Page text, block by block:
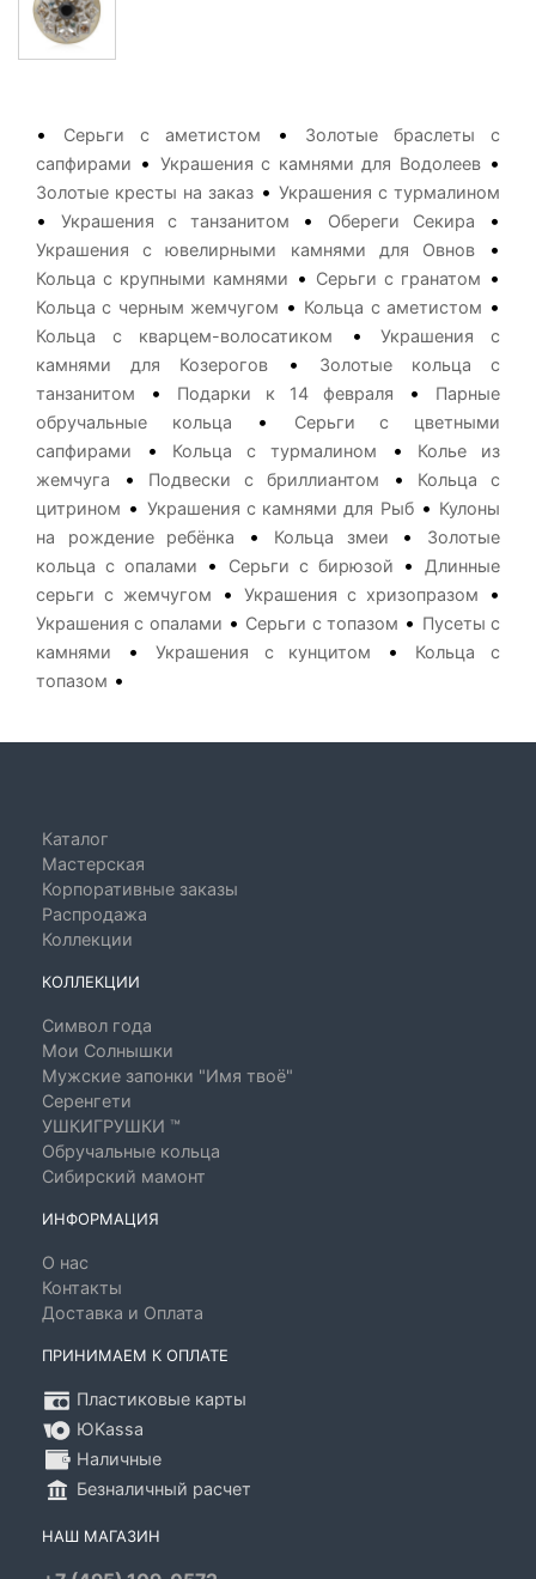
• Серьги с аметистом •
Золотые браслеты с
сапфирами • Украшения с камнями для Водолеев•
Золотые кресты на заказ • Украшения с турмалином
• Украшения с танзанитом • Обереги Секира •
Украшения с ювелирными камнями для Овнов•
Кольца с крупными камнями • Серьги с гранатом •
Кольца с черным жемчугом • Кольца с аметистом •
Кольца с кварцем-волосатиком • Украшения с
камнями для Козерогов •
Золотые кольца с
танзанитом
• Подарки к 14 февраля •
Парные
обручальные кольца
•
Серьги с цветными
сапфирами
• Кольца с турмалином •
Колье из
жемчуга
• Подвески с бриллиантом •
Кольца с
цитрином • Украшения с камнями для Рыб• Кулоны
на рождение ребёнка
• Кольца змеи •
Золотые
кольца с опалами
• Серьги с бирюзой •
Длинные
серьги с жемчугом
• Украшения с хризопразом •
Украшения с опалами • Серьги с топазом • Пусеты с
камнями
• Украшения с кунцитом •
Кольца с
топазом •
Каталог
Мастерская
Корпоративные заказы
Распродажа
Коллекции
КОЛЛЕКЦИИ
Символ года
Мои Солнышки
Мужские запонки "Имя твоё"
Серенгети
УШКИГРУШКИ ™
Обручальные кольца
Сибирский мамонт
ИНФОРМАЦИЯ
О нас
Контакты
Доставка и Оплата
ПРИНИМАЕМ К ОПЛАТЕ
Пластиковые карты
ЮKassa
Наличные
Безналичный расчет
НАШ МАГАЗИН